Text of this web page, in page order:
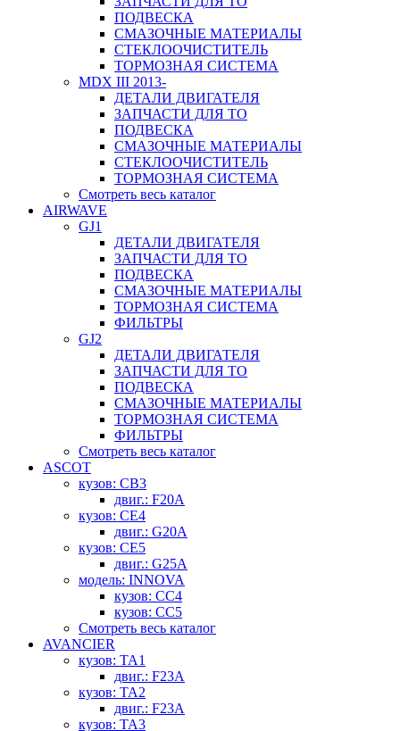
ПОДВЕСКА
СМАЗОЧНЫЕ МАТЕРИАЛЫ
СТЕКЛООЧИСТИТЕЛЬ
ТОРМОЗНАЯ СИСТЕМА
MDX III 2013-
ДЕТАЛИ ДВИГАТЕЛЯ
ЗАПЧАСТИ ДЛЯ ТО
ПОДВЕСКА
СМАЗОЧНЫЕ МАТЕРИАЛЫ
СТЕКЛООЧИСТИТЕЛЬ
ТОРМОЗНАЯ СИСТЕМА
Смотреть весь каталог
AIRWAVE
GJ1
ДЕТАЛИ ДВИГАТЕЛЯ
ЗАПЧАСТИ ДЛЯ ТО
ПОДВЕСКА
СМАЗОЧНЫЕ МАТЕРИАЛЫ
ТОРМОЗНАЯ СИСТЕМА
ФИЛЬТРЫ
GJ2
ДЕТАЛИ ДВИГАТЕЛЯ
ЗАПЧАСТИ ДЛЯ ТО
ПОДВЕСКА
СМАЗОЧНЫЕ МАТЕРИАЛЫ
ТОРМОЗНАЯ СИСТЕМА
ФИЛЬТРЫ
Смотреть весь каталог
ASCOT
кузов: CB3
двиг.: F20A
кузов: CE4
двиг.: G20A
кузов: CE5
двиг.: G25A
модель: INNOVA
кузов: CC4
кузов: CC5
Смотреть весь каталог
AVANCIER
кузов: TA1
двиг.: F23A
кузов: TA2
двиг.: F23A
кузов: TA3